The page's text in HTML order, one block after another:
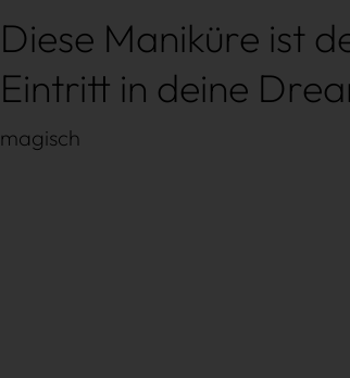
Diese Maniküre ist
Eintritt in deine
magisch